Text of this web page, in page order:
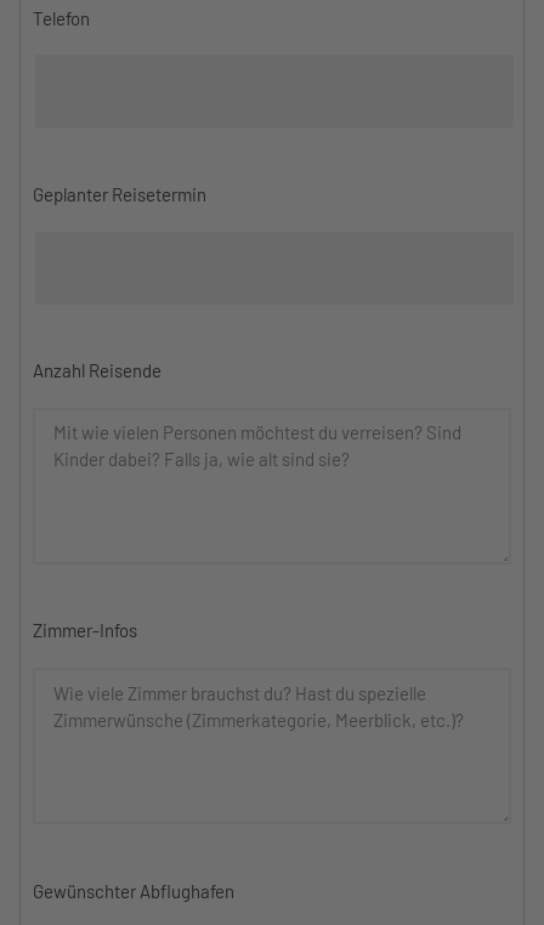
Telefon
Geplanter Reisetermin
Anzahl Reisende
Zimmer-Infos
Gewünschter Abflughafen